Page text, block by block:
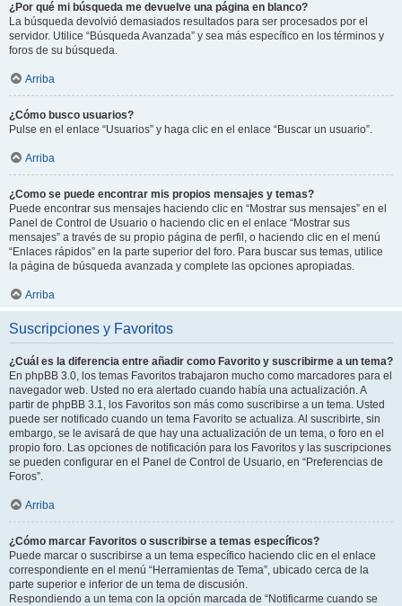
¿Por qué mi búsqueda me devuelve una página en blanco?
La búsqueda devolvió demasiados resultados para ser procesados por el
servidor. Utilice “Búsqueda Avanzada” y sea más específico en los términos y
foros de su búsqueda.
Arriba
¿Cómo busco usuarios?
Pulse en el enlace “Usuarios” y haga clic en el enlace “Buscar un usuario”.
Arriba
¿Como se puede encontrar mis propios mensajes y temas?
Puede encontrar sus mensajes haciendo clic en “Mostrar sus mensajes” en el
Panel de Control de Usuario o haciendo clic en el enlace “Mostrar sus
mensajes” a través de su propio página de perfil, o haciendo clic en el menú
“Enlaces rápidos” en la parte superior del foro. Para buscar sus temas, utilice
la página de búsqueda avanzada y complete las opciones apropiadas.
Arriba
Suscripciones y Favoritos
¿Cuál es la diferencia entre añadir como Favorito y suscribirme a un tema?
En phpBB 3.0, los temas Favoritos trabajaron mucho como marcadores para el
navegador web. Usted no era alertado cuando había una actualización. A
partir de phpBB 3.1, los Favoritos son más como suscribirse a un tema. Usted
puede ser notificado cuando un tema Favorito se actualiza. Al suscribirte, sin
embargo, se le avisará de que hay una actualización de un tema, o foro en el
propio foro. Las opciones de notificación para los Favoritos y las suscripciones
se pueden configurar en el Panel de Control de Usuario, en “Preferencias de
Foros”.
Arriba
¿Cómo marcar Favoritos o suscribirse a temas específicos?
Puede marcar o suscribirse a un tema específico haciendo clic en el enlace
correspondiente en el menú “Herramientas de Tema”, ubicado cerca de la
parte superior e inferior de un tema de discusión.
Respondiendo a un tema con la opción marcada de “Notificarme cuando se